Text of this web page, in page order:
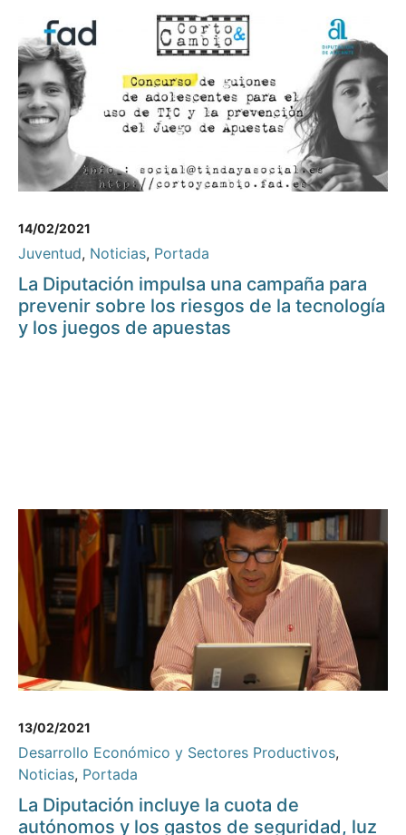
14/02/2021
Juventud, Noticias, Portada
La Diputación impulsa una campaña para
prevenir sobre los riesgos de la tecnología
y los juegos de apuestas
13/02/2021
Desarrollo Económico y Sectores Productivos,
Noticias, Portada
La Diputación incluye la cuota de
autónomos y los gastos de seguridad, luz